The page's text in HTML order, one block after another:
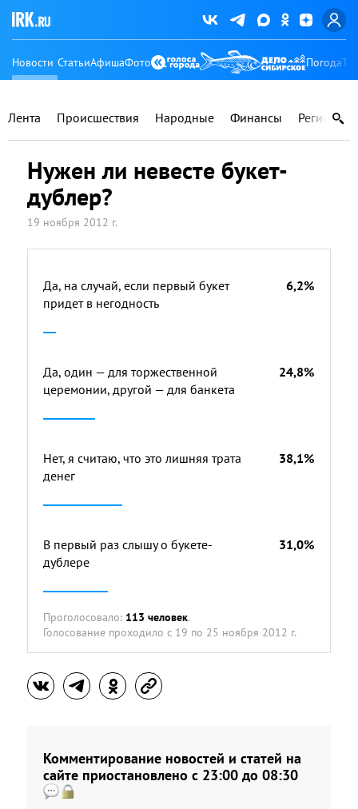
Новости СтатьиАфишаФото Погода
Лента Происшествия Народные Финансы Регионы
Нужен ли невесте букет-
дублер?
19 ноября 2012 г.
Да, на случай, если первый букет
придет в негодность
6,2%
Да, один — для торжественной
церемонии, другой — для банкета
24,8%
Нет, я считаю, что это лишняя трата
денег
38,1%
В первый раз слышу о букете-
дублере
31,0%
Проголосовало: 113 человек.
Голосование проходило с 19 по 25 ноября 2012 г.
Комментирование новостей и статей на
сайте приостановлено с 23:00 до 08:30